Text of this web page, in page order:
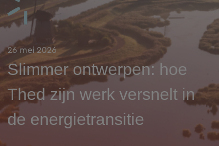
26 mei 2026
Slimmer ontwerpen: hoe
Thed zijn werk versnelt in
de energietransitie